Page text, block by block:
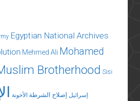
Egyptian National Archives
Mehmed Ali Mohamed
Brotherhood Sisi
إسرائيل إصلاح الشرطة الأخونة